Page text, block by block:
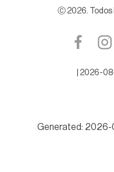
Ⓒ 2026.
2026-
Generated: